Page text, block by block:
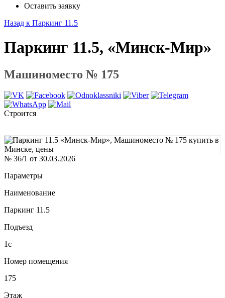
Оставить заявку
Назад к Паркинг 11.5
Паркинг 11.5, «Минск-Мир»
Машиноместо № 175
Строится
№ 36/1 от 30.03.2026
Параметры
Наименование
Паркинг 11.5
Подъезд
1с
Номер помещения
175
Этаж